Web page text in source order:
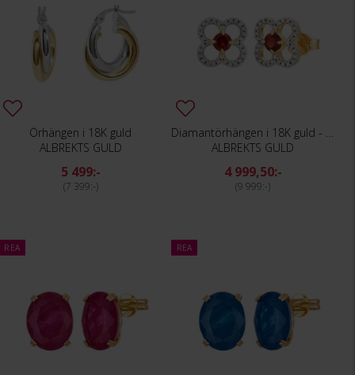
Örhängen i 18K guld
ALBREKTS GULD
5 499:-
7 399:-
ALBREKTS GULD
4 999,50:-
9 999:-
REA REA